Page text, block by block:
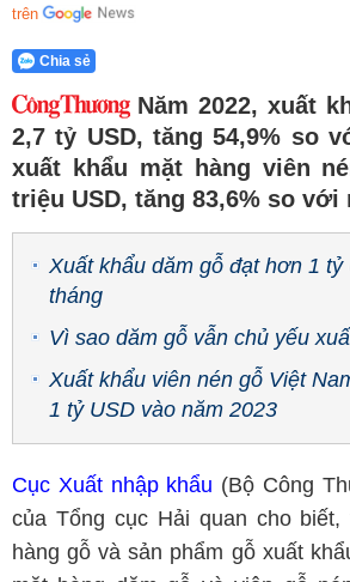
trên
Chia sẻ
Năm 2022, xuất
2,7 tỷ USD, tăng 54,9% so
xuất khẩu mặt hàng viên
triệu USD, tăng 83,6% so với
Xuất khẩu dăm gỗ đạt hơn 1 tỷ
tháng
Vì sao dăm gỗ vẫn chủ yếu
Xuất khẩu viên nén gỗ Việt
1 tỷ USD vào năm 2023
Cục Xuất nhập khẩu (Bộ Công
của Tổng cục Hải quan cho
hàng gỗ và sản phẩm gỗ xuất